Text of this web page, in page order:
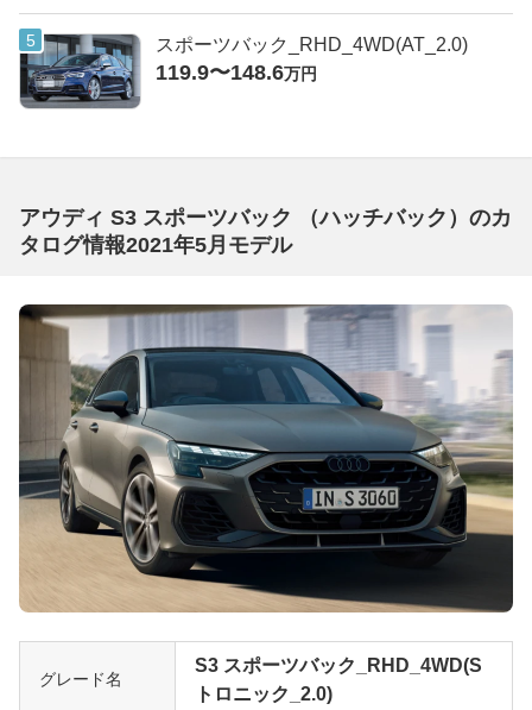
スポーツバック_RHD_4WD(AT_2.0)
119.9〜148.6万円
アウディ S3 スポーツバック （ハッチバック）のカ
タログ情報2021年5月モデル
グレード名
S3 スポーツバック_RHD_4WD(S
トロニック_2.0)